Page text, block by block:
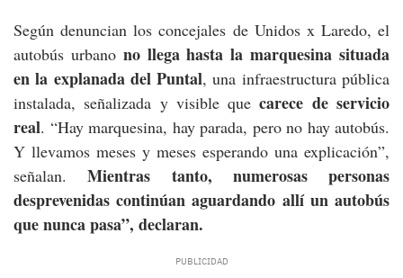
Según denuncian los concejales de Unidos x Laredo, el
autobús urbano no llega hasta la marquesina situada
en la explanada del Puntal, una infraestructura pública
instalada, señalizada y visible quecarece de servicio
real. “Hay marquesina, hay parada, pero no hay autobús.
Y llevamos meses y meses esperando una explicación”,
señalan.Mientras tanto, numerosas personas
desprevenidas continúan aguardando allí un autobús
que nunca pasa”, declaran.